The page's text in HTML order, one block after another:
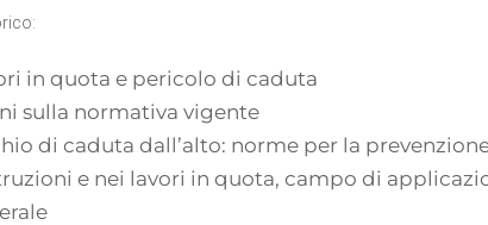
in quota e pericolo di caduta
sulla normativa vigente
di caduta dall’alto: norme per la
e nei lavori in quota, campo di